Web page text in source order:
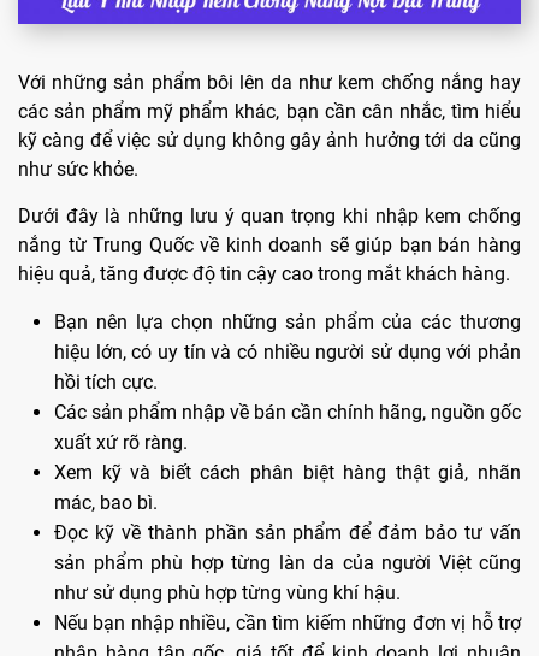
Với những sản phẩm bôi lên da như kem chống nắng hay
các sản phẩm mỹ phẩm khác, bạn cần cân nhắc, tìm hiểu
kỹ càng để việc sử dụng không gây ảnh hưởng tới da cũng
như sức khỏe.
Dưới đây là những lưu ý quan trọng khi nhập kem chống
nắng từ Trung Quốc về kinh doanh sẽ giúp bạn bán hàng
hiệu quả, tăng được độ tin cậy cao trong mắt khách hàng.
Bạn nên lựa chọn những sản phẩm của các thương
hiệu lớn, có uy tín và có nhiều người sử dụng với phản
hồi tích cực.
Các sản phẩm nhập về bán cần chính hãng, nguồn gốc
xuất xứ rõ ràng.
Xem kỹ và biết cách phân biệt hàng thật giả, nhãn
mác, bao bì.
Đọc kỹ về thành phần sản phẩm để đảm bảo tư vấn
sản phẩm phù hợp từng làn da của người Việt cũng
như sử dụng phù hợp từng vùng khí hậu.
Nếu bạn nhập nhiều, cần tìm kiếm những đơn vị hỗ trợ